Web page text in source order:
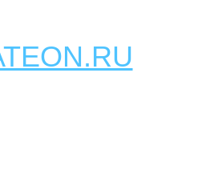
газовые котлы,